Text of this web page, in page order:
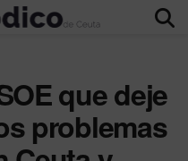
que deje
problemas